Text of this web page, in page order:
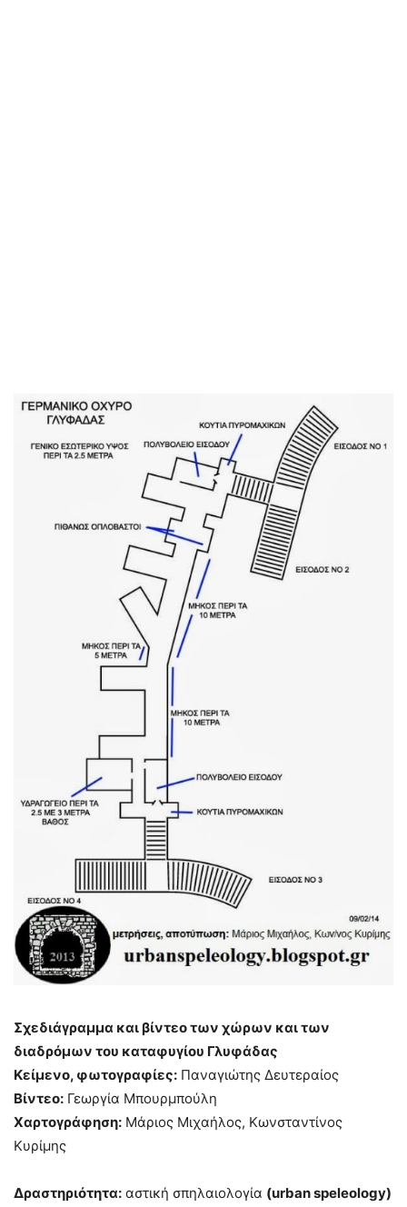
Σχεδιάγραμμα και βίντεο των χώρων και των
διαδρόμων του καταφυγίου Γλυφάδας
Κείμενο, φωτογραφίες: Παναγιώτης Δευτεραίος
Βίντεο: Γεωργία Μπουρμπούλη
Χαρτογράφηση: Μάριος Μιχαήλος, Κωνσταντίνος
Κυρίμης
Δραστηριότητα: αστική σπηλαιολογία (urbanspeleology)